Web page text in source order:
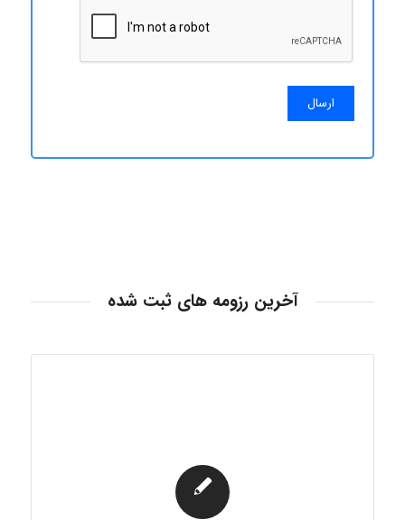
آخرین رزومه های ثبت شده